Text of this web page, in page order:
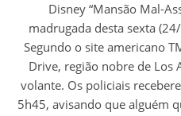
Disney “Mansão Mal-
madrugada desta sexta
Segundo o site americano
Drive, região nobre de Los
volante. Os policiais
5h45, avisando que alguém